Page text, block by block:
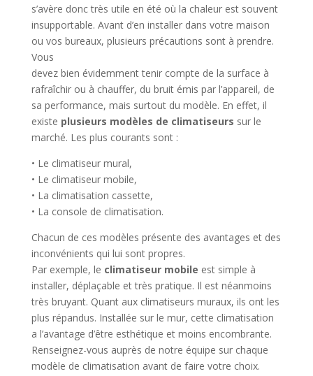
s’avère donc très utile en été où la chaleur est souvent
insupportable. Avant d’en installer dans votre maison
ou vos bureaux, plusieurs précautions sont à prendre.
Vous
devez bien évidemment tenir compte de la surface à
rafraîchir ou à chauffer, du bruit émis par l’appareil, de
sa performance, mais surtout du modèle. En effet, il
existe plusieurs modèles de climatiseurs sur le
marché. Les plus courants sont :
• Le climatiseur mural,
• Le climatiseur mobile,
• La climatisation cassette,
• La console de climatisation.
Chacun de ces modèles présente des avantages et des
inconvénients qui lui sont propres.
Par exemple, le climatiseur mobile est simple à
installer, déplaçable et très pratique. Il est néanmoins
très bruyant. Quant aux climatiseurs muraux, ils ont les
plus répandus. Installée sur le mur, cette climatisation
a l’avantage d’être esthétique et moins encombrante.
Renseignez-vous auprès de notre équipe sur chaque
modèle de climatisation avant de faire votre choix.